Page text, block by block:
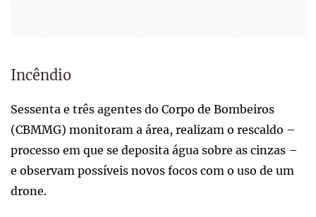
Incêndio
Sessenta e três agentes do Corpo de Bombeiros
(CBMMG) monitoram a área, realizam o rescaldo –
processo em que se deposita água sobre as cinzas –
e observam possíveis novos focos com o uso de um
drone.